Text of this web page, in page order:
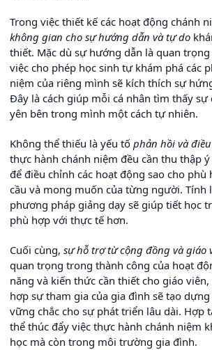
Trong việc thiết kế các hoạt động chánh
không gian cho sự hướng dẫn và tự do
thiết. Mặc dù sự hướng dẫn là quan
việc cho phép học sinh tự khám phá các
niệm của riêng mình sẽ kích thích sự
Đây là cách giúp mỗi cá nhân tìm thấy sự
yên bên trong mình một cách tự nhiên.
Không thể thiếu là yếu tố phản hồi và
thực hành chánh niệm đều cần thu thập
để điều chỉnh các hoạt động sao cho phù
cầu và mong muốn của từng người. Tính
phương pháp giảng dạy sẽ giúp tiết học
phù hợp với thực tế hơn.
Cuối cùng, sự hỗ trợ từ cộng đồng và giáo
quan trọng trong thành công của hoạt
năng và kiến thức cần thiết cho giáo
hợp sự tham gia của gia đình sẽ tạo
vững chắc cho sự phát triển lâu dài. Hợp
thể thúc đẩy việc thực hành chánh niệm
học mà còn trong môi trường gia đình.